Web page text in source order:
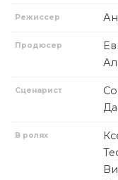
Режиссер
Продюсер
Сценарист
В ролях